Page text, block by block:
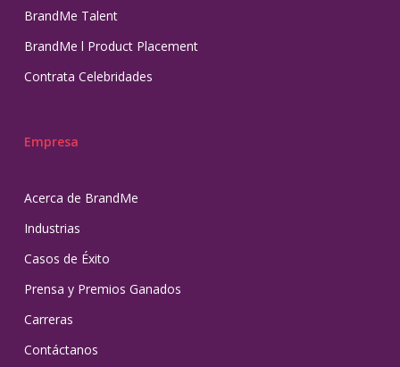
BrandMe Talent
BrandMe l Product Placement
Contrata Celebridades
Empresa
Acerca de BrandMe
Industrias
Casos de Éxito
Prensa y Premios Ganados
Carreras
Contáctanos